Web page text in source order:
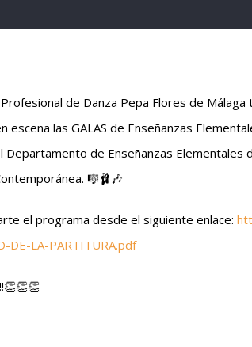
de Danza Pepa Flores de
escena las GALAS de Enseñanzas
Departamento de Enseñanzas
🎼🩰🎶
el programa desde el siguiente enlace:
DE-LA-PARTITURA.pdf